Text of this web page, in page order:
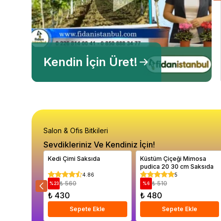
Kendin İçin Üret!
Salon & Ofis Bitkileri
Sevdikleriniz Ve Kendiniz İçin!
Kedi Çimi Saksıda
4.86
%23 ₺ 560
₺ 430
Sepete Ekle
Küstüm Çiçeği Mimosa
pudica 20 30 cm Saksıda
5
% 6 ₺ 510
₺ 480
Sepete Ekle